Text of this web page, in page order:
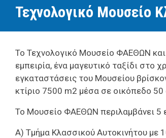
Τεχνολογικό Μουσείο
Το Τεχνολογικό Μουσείο ΦΑΕΘΩΝ
εμπειρία, ένα μαγευτικό ταξίδι στο
εγκαταστάσεις του Μουσείου
κτίριο 7500 m2 μέσα σε οικόπεδο
Το Μουσείο ΦΑΕΘΩΝ περιλαμβάνει 5
Α) Τμήμα Κλασσικού Αυτοκινήτου με